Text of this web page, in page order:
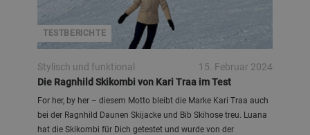
TESTBERICHTE
Stylisch und funktional
15. Februar 2024
Die Ragnhild Skikombi von Kari Traa im Test
For her, by her – diesem Motto bleibt die Marke Kari Traa auch
bei der Ragnhild Daunen Skijacke und Bib Skihose treu. Luana
hat die Skikombi für Dich getestet und wurde von der